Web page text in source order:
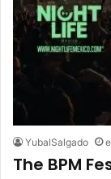
YubalSalgado
The BPM